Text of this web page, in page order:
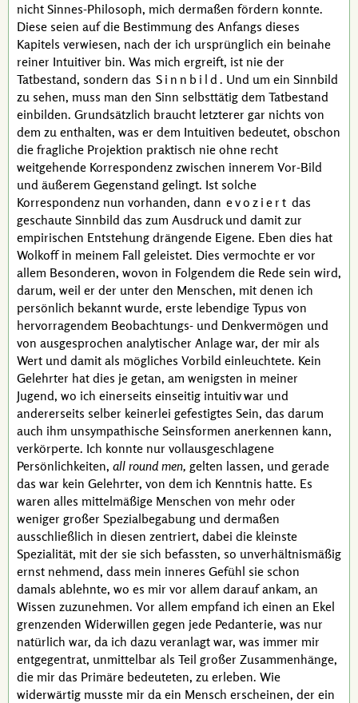
nicht Sinnes-Philosoph, mich dermaßen fördern konnte.
Diese seien auf die Bestimmung des Anfangs dieses
Kapitels verwiesen, nach der ich ursprünglich ein beinahe
reiner Intuitiver bin. Was mich ergreift, ist nie der
Tatbestand, sondern das Sinnbild . Und um ein Sinnbild
zu sehen, muss man den Sinn selbsttätig dem Tatbestand
einbilden. Grundsätzlich braucht letzterer gar nichts von
dem zu enthalten, was er dem Intuitiven bedeutet, obschon
die fragliche Projektion praktisch nie ohne recht
weitgehende Korrespondenz zwischen innerem Vor-Bild
und äußerem Gegenstand gelingt. Ist solche
Korrespondenz nun vorhanden, dann evoziert das
geschaute Sinnbild das zum Ausdruck und damit zur
empirischen Entstehung drängende Eigene. Eben dies hat
Wolkoffin meinem Fall geleistet. Dies vermochte er vor
allem Besonderen, wovon in Folgendem die Rede sein wird,
darum, weil er der unter den Menschen, mit denen ich
persönlich bekannt wurde, erste lebendige Typus von
hervorragendem Beobachtungs- und Denkvermögen und
von ausgesprochen analytischer Anlage war, der mir als
Wert und damit als mögliches Vorbild einleuchtete. Kein
Gelehrter hat dies je getan, am wenigsten in meiner
Jugend, wo ich einerseits einseitig intuitiv war und
andererseits selber keinerlei gefestigtes Sein, das darum
auch ihm unsympathische Seinsformen anerkennen kann,
verkörperte. Ich konnte nur vollausgeschlagene
Persönlichkeiten, all round men, gelten lassen, und gerade
das war kein Gelehrter, von dem ich Kenntnis hatte. Es
waren alles mittelmäßige Menschen von mehr oder
weniger großer Spezialbegabung und dermaßen
ausschließlich in diesen zentriert, dabei die kleinste
Spezialität, mit der sie sich befassten, so unverhältnismäßig
ernst nehmend, dass mein inneres Gefühl sie schon
damals ablehnte, wo es mir vor allem darauf ankam, an
Wissen zuzunehmen. Vor allem empfand ich einen an Ekel
grenzenden Widerwillen gegen jede Pedanterie, was nur
natürlich war, da ich dazu veranlagt war, was immer mir
entgegentrat, unmittelbar als Teil großer Zusammenhänge,
die mir das Primäre bedeuteten, zu erleben. Wie
widerwärtig musste mir da ein Mensch erscheinen, der ein